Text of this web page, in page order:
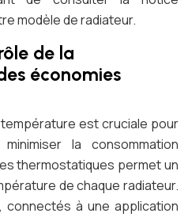
modèle de radiateur.
de la
économies
est cruciale pour
la consommation
thermostatiques permet un
de chaque radiateur.
connectés à une application